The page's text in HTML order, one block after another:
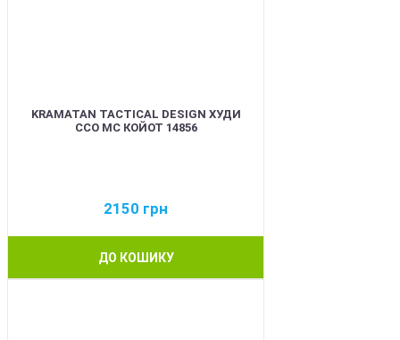
KRAMATAN TACTICAL DESIGN ХУДИ
ССО МС КОЙОТ 14856
2150 грн
ДО КОШИКУ